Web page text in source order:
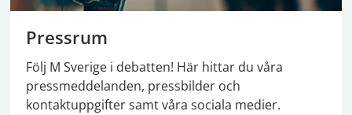
Pressrum
Följ M Sverige i debatten! Här hittar du våra
pressmeddelanden, pressbilder och
kontaktuppgifter samt våra sociala medier.